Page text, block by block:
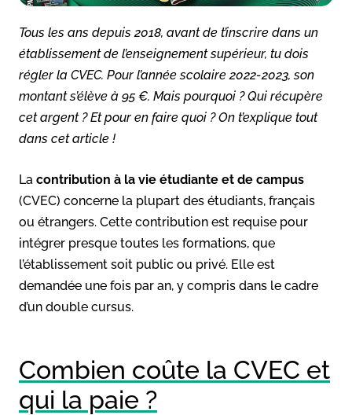
Tous les ans depuis 2018, avant de t’inscrire dans un
établissement de l’enseignement supérieur, tu dois
régler la CVEC. Pour l’année scolaire 2022-2023, son
montant s’élève à 95 €. Mais pourquoi ? Qui récupère
cet argent ? Et pour en faire quoi ? On t’explique tout
dans cet article !
La contribution à la vie étudiante et de campus
(CVEC) concerne la plupart des étudiants, français
ou étrangers. Cette contribution est requise pour
intégrer presque toutes les formations, que
l’établissement soit public ou privé. Elle est
demandée une fois par an, y compris dans le cadre
d’un double cursus.
Combien coûte la CVEC et
qui la paie ?